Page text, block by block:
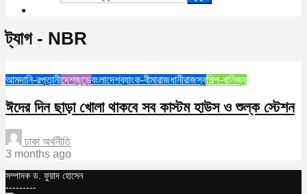
ট্যাগ - NBR
আমদানি-রপ্তানীদেশজুড়েবংলাদেশব্যাংক-বীমারাজধানীরাজস্বশিল্প-বানিজ্য
ঈদের দিন ছাড়া খোলা থাকবে সব কাস্টম হাউস ও শুল্ক স্টেশন
ঢাকা অর্থনীতি
3 months ago
সম্পাদক ড. ফুয়াদ হোসেন
---------